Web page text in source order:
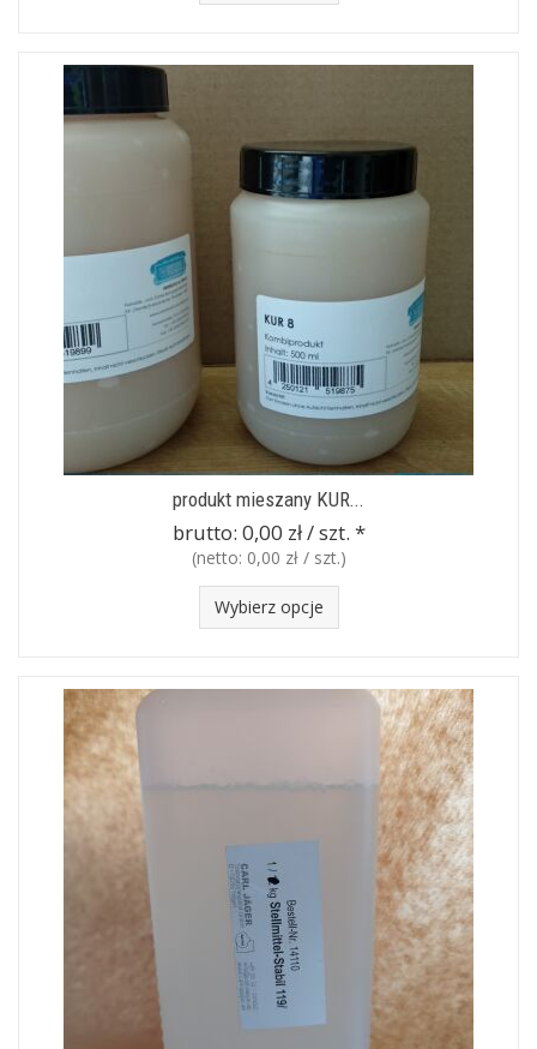
produkt mieszany KUR...
brutto: 0,00 zł / szt. *
(netto: 0,00 zł / szt.)
Wybierz opcje